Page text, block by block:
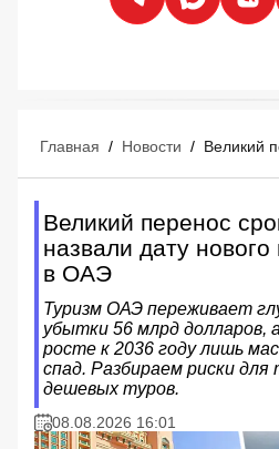
Главная / Новости /
Великий перенос
назвали дату нового
в ОАЭ
Туризм ОАЭ переживает
убытки 56 млрд долларов,
росте к 2036 году лишь
спад. Разбираем риски для
дешевых туров.
08.08.2026 16:01